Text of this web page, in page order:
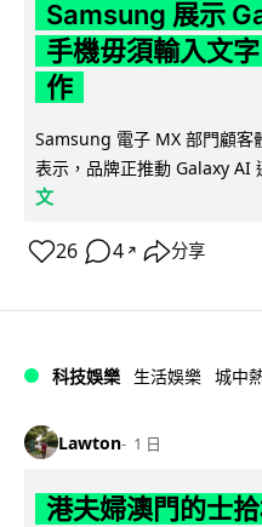
Samsung 展示
手機毋須輸入文
作
Samsung 電子 MX 部門顧客
表示，品牌正推動 Galaxy AI
文
26 4 ↗ 分享
科技娛樂 生活娛樂 城中
Lawton 1 日
港夫婦澳門的士